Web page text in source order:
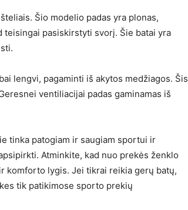
Šio modelio padas yra plonas,
teisingai pasiskirstyti svorį. Šie batai yra
lengvi, pagaminti iš akytos medžiagos. Šis
ventiliacijai padas gaminamas iš
tinka patogiam ir saugiam sportui ir
Atminkite, kad nuo prekės ženklo
komforto lygis. Jei tikrai reikia gerų batų,
tik patikimose sporto prekių